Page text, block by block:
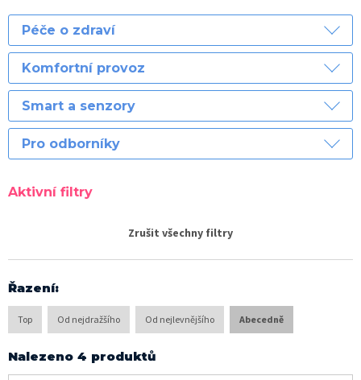
Péče o zdraví
Komfortní provoz
Smart a senzory
Pro odborníky
Aktivní filtry
Zrušit všechny filtry
Řazení:
Top Od nejdražšího Od nejlevnějšího Abecedně
Nalezeno 4 produktů